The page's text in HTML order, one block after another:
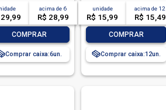
29,99
acima de 6
R$ 28,99
COMPRAR
Comprar caixa:6
unidade
R$ 15,99
acima de 12
R$ 15,49
COMPRAR
Comprar caixa:12